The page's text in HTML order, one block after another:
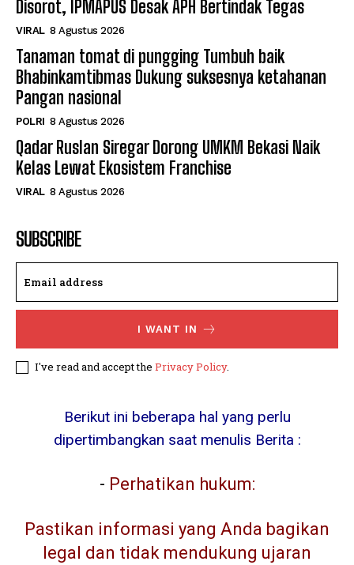
Disorot, IPMAPUS Desak APH Bertindak Tegas
VIRAL 8 Agustus 2026
Tanaman tomat di pungging Tumbuh baik
Bhabinkamtibmas Dukung suksesnya ketahanan
Pangan nasional
POLRI 8 Agustus 2026
Qadar Ruslan Siregar Dorong UMKM Bekasi Naik
Kelas Lewat Ekosistem Franchise
VIRAL 8 Agustus 2026
SUBSCRIBE
I WANT IN
I've read and accept the Privacy Policy.
Berikut ini beberapa hal yang perlu
dipertimbangkan saat menulis Berita :
- Perhatikan hukum:
Pastikan informasi yang Anda bagikan
legal dan tidak mendukung ujaran